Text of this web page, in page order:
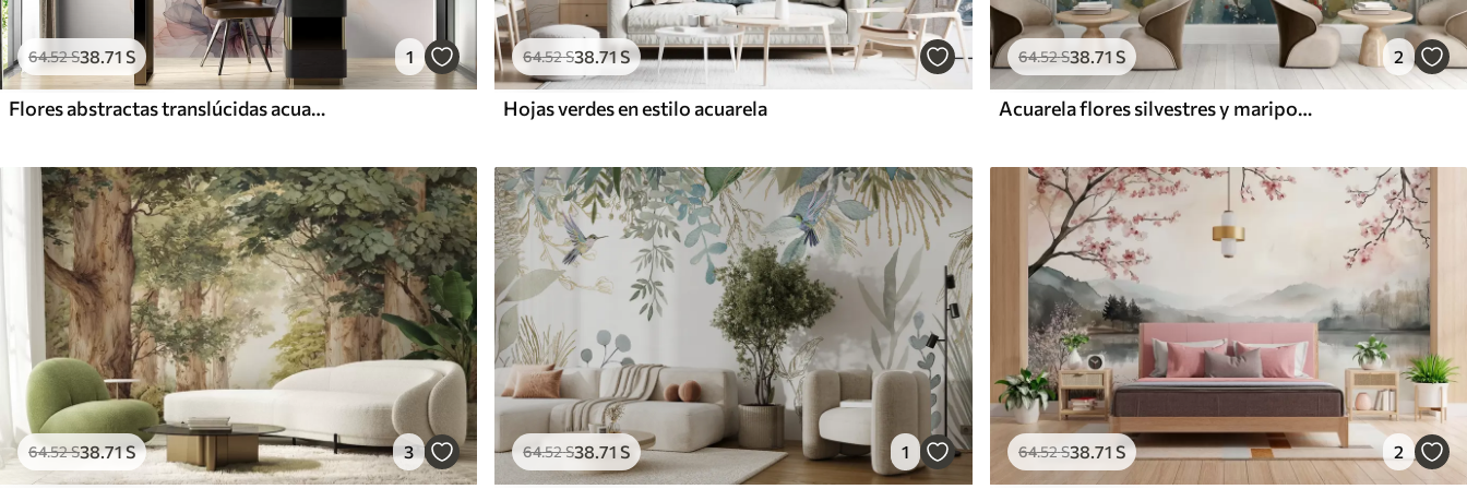
64.52S38 .71 S 1
Flores abstractas translúcidas acuarela líquida
64.52S38 .71 S
Hojas verdes en estilo acuarela
64.52S38 .71 S 2
Acuarela flores silvestres y mariposas
64.52S38.71S 3 64.52S38.71 S 1 64.52S38.71 S 2